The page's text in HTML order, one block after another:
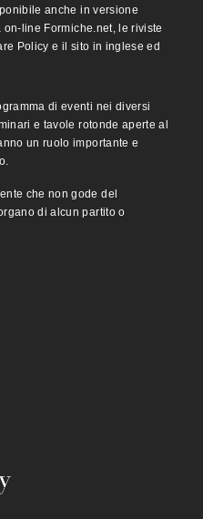
anche in versione
line Formiche.net, le riviste
Policy e il sito in inglese ed
di eventi nei diversi
e tavole rotonde aperte al
un ruolo importante e
che non gode del
di alcun partito o